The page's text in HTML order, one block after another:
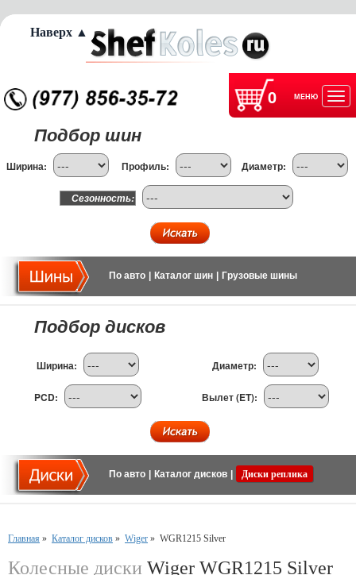
0 МЕНЮ
Подбор шин
Ширина: Профиль: Диаметр:
Сезонность:
По авто Каталог шин Грузовые шины
Подбор дисков
Ширина: Диаметр:
PCD: Вылет (ET):
По авто Каталог дисков Диски реплика
Главная » Каталог дисков » Wiger » WGR1215 Silver
Колесные диски Wiger WGR1215 Silver
Наверх ▲